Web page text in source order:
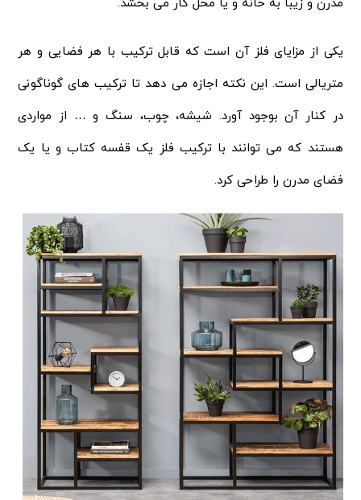
مدرن و زیبا به خانه و یا محل کار می بخشد.
یکی از مزایای فلز آن است که قابل ترکیب با هر فضایی و هر
متریالی است. این نکته اجازه می دهد تا ترکیب های گوناگونی
در کنار آن بوجود آورد. شیشه، چوب، سنگ و … از مواردی
هستند که می توانند با ترکیب فلز یک قفسه کتاب و یا یک
فضای مدرن را طراحی کرد.